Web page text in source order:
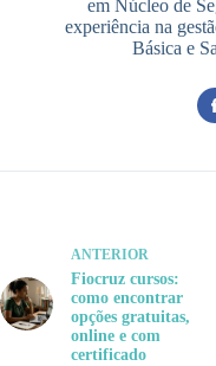
em Núcleo de
experiência na
Básica e
ANTERIOR
Fiocruz cursos:
como encontrar
opções gratuitas,
online e com
certificado